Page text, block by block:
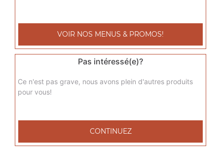
oignons, chèvre
17.00€
del grec senior
17.00€
VOIR NOS MENUS & PROMOS!
Pas intéressé(e)?
Ce n'est pas grave, nous avons plein d'autres produits
pour vous!
CONTINUEZ